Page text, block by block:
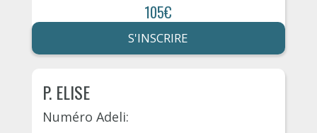
105€
S'INSCRIRE
P. ELISE
Numéro Adeli: